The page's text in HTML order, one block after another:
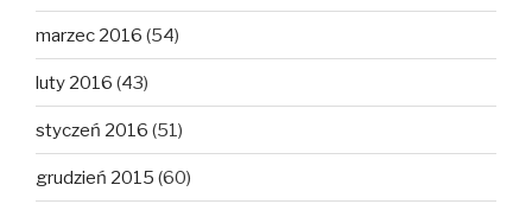
marzec 2016 (54)
luty 2016 (43)
styczeń 2016 (51)
grudzień 2015 (60)